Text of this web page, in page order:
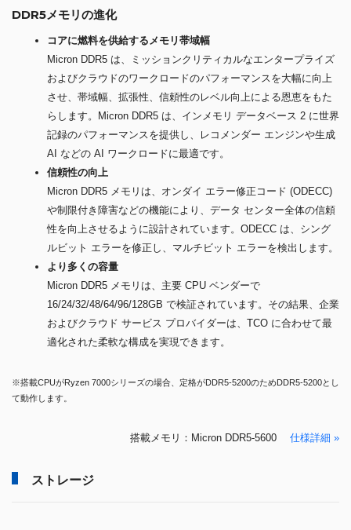
DDR5メモリの進化
コアに燃料を供給するメモリ帯域幅
Micron DDR5 は、ミッションクリティカルなエンタープライズ
およびクラウドのワークロードのパフォーマンスを大幅に向上
させ、帯域幅、拡張性、信頼性のレベル向上による恩恵をもた
らします。Micron DDR5 は、インメモリ データベース 2 に世界
記録のパフォーマンスを提供し、レコメンダー エンジンや生成
AI などの AI ワークロードに最適です。
信頼性の向上
Micron DDR5 メモリは、オンダイ エラー修正コード (ODECC)
や制限付き障害などの機能により、データ センター全体の信頼
性を向上させるように設計されています。ODECC は、シング
ルビット エラーを修正し、マルチビット エラーを検出します。
より多くの容量
Micron DDR5 メモリは、主要 CPU ベンダーで
16/24/32/48/64/96/128GB で検証されています。その結果、企業
およびクラウド サービス プロバイダーは、TCO に合わせて最
適化された柔軟な構成を実現できます。
※搭載CPUがRyzen 7000シリーズの場合、定格がDDR5-5200のためDDR5-5200とし
て動作します。
搭載メモリ：Micron DDR5-5600 仕様詳細 »
ストレージ